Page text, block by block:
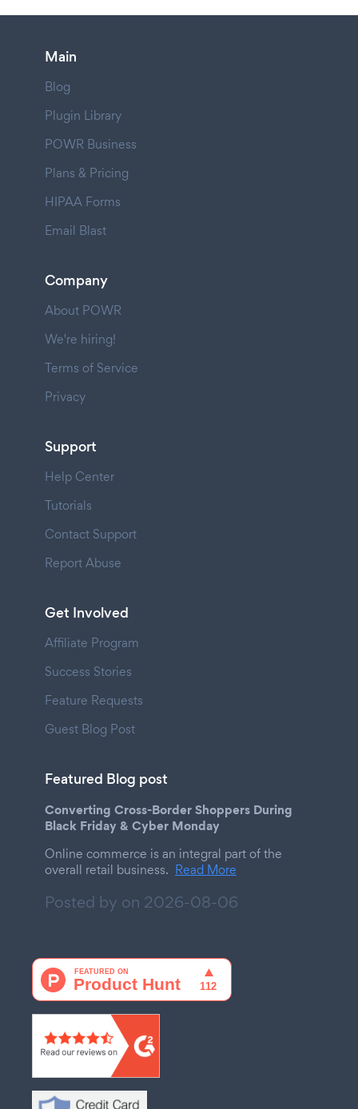
Main
Blog
Plugin Library
POWR Business
Plans & Pricing
HIPAA Forms
Email Blast
Company
About POWR
We're hiring!
Terms of Service
Privacy
Support
Help Center
Tutorials
Contact Support
Report Abuse
Get Involved
Affiliate Program
Success Stories
Feature Requests
Guest Blog Post
Featured Blog post
Converting Cross-Border Shoppers During
Black Friday & Cyber Monday
Online commerce is an integral part of the
overall retail business. Read More
Posted by on 2026-08-06